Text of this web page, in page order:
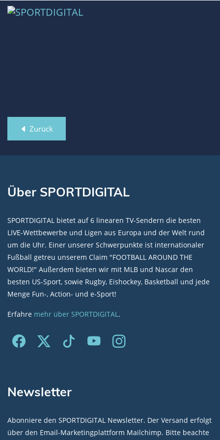
Zurück
Über SPORTDIGITAL
SPORTDIGITAL bietet auf 6 linearen TV-Sendern die besten
LIVE-Wettbewerbe und Ligen aus Europa und der Welt rund
um die Uhr. Einer unserer Schwerpunkte ist internationaler
Fußball getreu unserem Claim "FOOTBALL AROUND THE
WORLD!" Außerdem bieten wir mit MLB und Nascar den
besten US-Sport, sowie Rugby, Eishockey, Basketball und jede
Menge Fun-, Action- und e-Sport!
Erfahre mehr über SPORTDIGITAL.
Newsletter
Abonniere den SPORTDIGITAL Newsletter. Der Versand erfolgt
über den Email-Marketingplattform Mailchimp. Bitte beachte